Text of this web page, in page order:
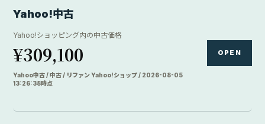
Yahoo!中古
Yahoo!ショッピング内の中古価格
¥309,100
Yahoo中古 / 中古 / リファン Yahoo!ショップ / 2026-08-05
13:26:38時点
OPEN